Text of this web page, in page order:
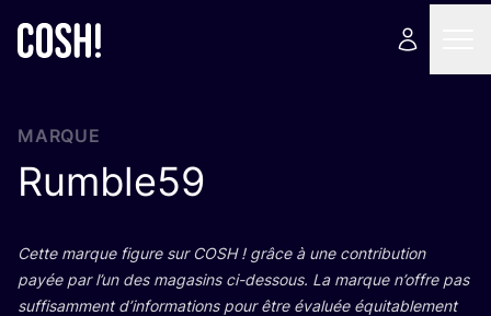
MARQUE
Rumble59
Cette marque figure sur COSH! grâce à une contri­bu­tion
payée par l’un des maga­sins ci-des­sous. La marque n’offre pas
suf­fi­sam­ment d’in­for­ma­tions pour être éva­luée équi­ta­ble­ment